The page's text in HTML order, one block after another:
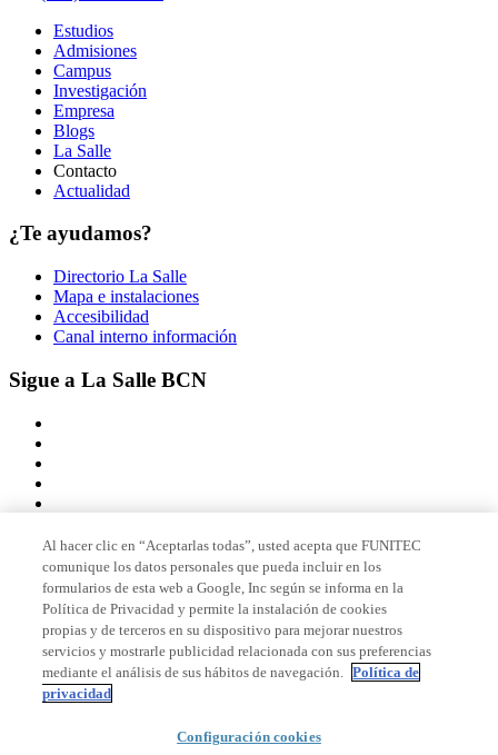
Estudios
Admisiones
Campus
Investigación
Empresa
Blogs
La Salle
Contacto
Actualidad
¿Te ayudamos?
Directorio La Salle
Mapa e instalaciones
Accesibilidad
Canal interno información
Sigue a La Salle BCN
Miembro de
Acreditaciones
© 2026 La Salle Campus Barcelona - URL |
Al hacer clic en “Aceptarlas todas”, usted acepta que FUNITEC
comunique los datos personales que pueda incluir en los
formularios de esta web a Google, Inc según se informa en la
Política de Privacidad y permite la instalación de cookies
propias y de terceros en su dispositivo para mejorar nuestros
servicios y mostrarle publicidad relacionada con sus preferencias
mediante el análisis de sus hábitos de navegación. Política de
privacidad
Configuración cookies